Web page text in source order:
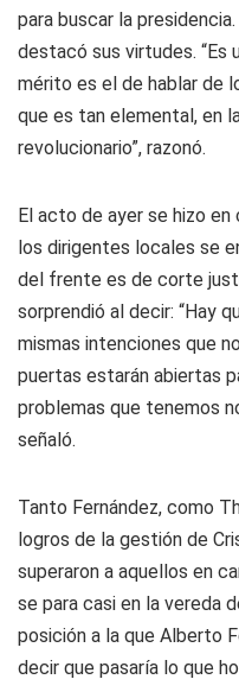
para buscar la
destacó sus virtudes. “Es
mérito es el de hablar de
que es tan elemental, en
revolucionario”, razonó.
El acto de ayer se hizo en
los dirigentes locales se
del frente es de corte
sorprendió al decir: “Hay
mismas intenciones que
puertas estarán abiertas
problemas que tenemos
señaló.
Tanto Fernández, como
logros de la gestión de
superaron a aquellos en
se para casi en la vereda
posición a la que Alberto
decir que pasaría lo que